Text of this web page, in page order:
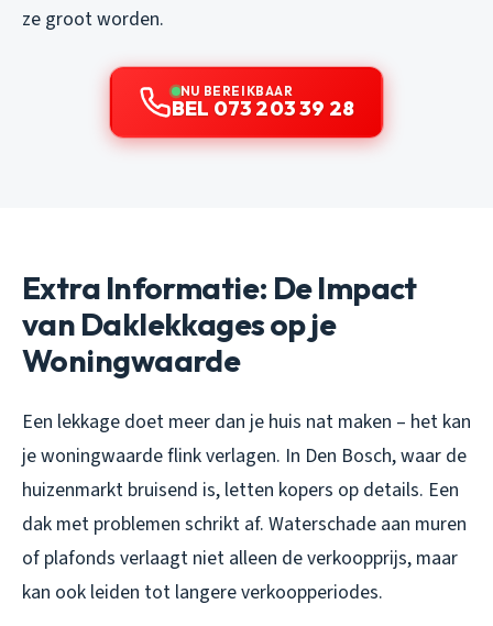
ze groot worden.
NU BEREIKBAAR
BEL 073 203 39 28
Extra Informatie: De Impact
van Daklekkages op je
Woningwaarde
Een lekkage doet meer dan je huis nat maken – het kan
je woningwaarde flink verlagen. In Den Bosch, waar de
huizenmarkt bruisend is, letten kopers op details. Een
dak met problemen schrikt af. Waterschade aan muren
of plafonds verlaagt niet alleen de verkoopprijs, maar
kan ook leiden tot langere verkoopperiodes.